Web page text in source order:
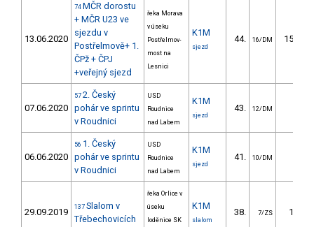
13.06.2020
74 MČR dorostu
+ MČR U23 ve
sjezdu v
Postřelmově+ 1.
ČPž + ČPJ
+veřejný sjezd
řeka Morava
v úseku
Postřelmov-
most na
Lesnici
K1M
sjezd
44. 16/DM 150.83
07.06.2020
57 2. Český
pohár ve sprintu
v Roudnici
USD
Roudnice
nad Labem
K1M
sjezd
43. 12/DM
06.06.2020
56 1. Český
pohár ve sprintu
v Roudnici
USD
Roudnice
nad Labem
K1M
sjezd
41. 10/DM
29.09.2019 137 Slalom v
Třebechovicích
řeka Orlice v
úseku
loděnice SK
K1M
slalom
38. 7/ZS 17.40